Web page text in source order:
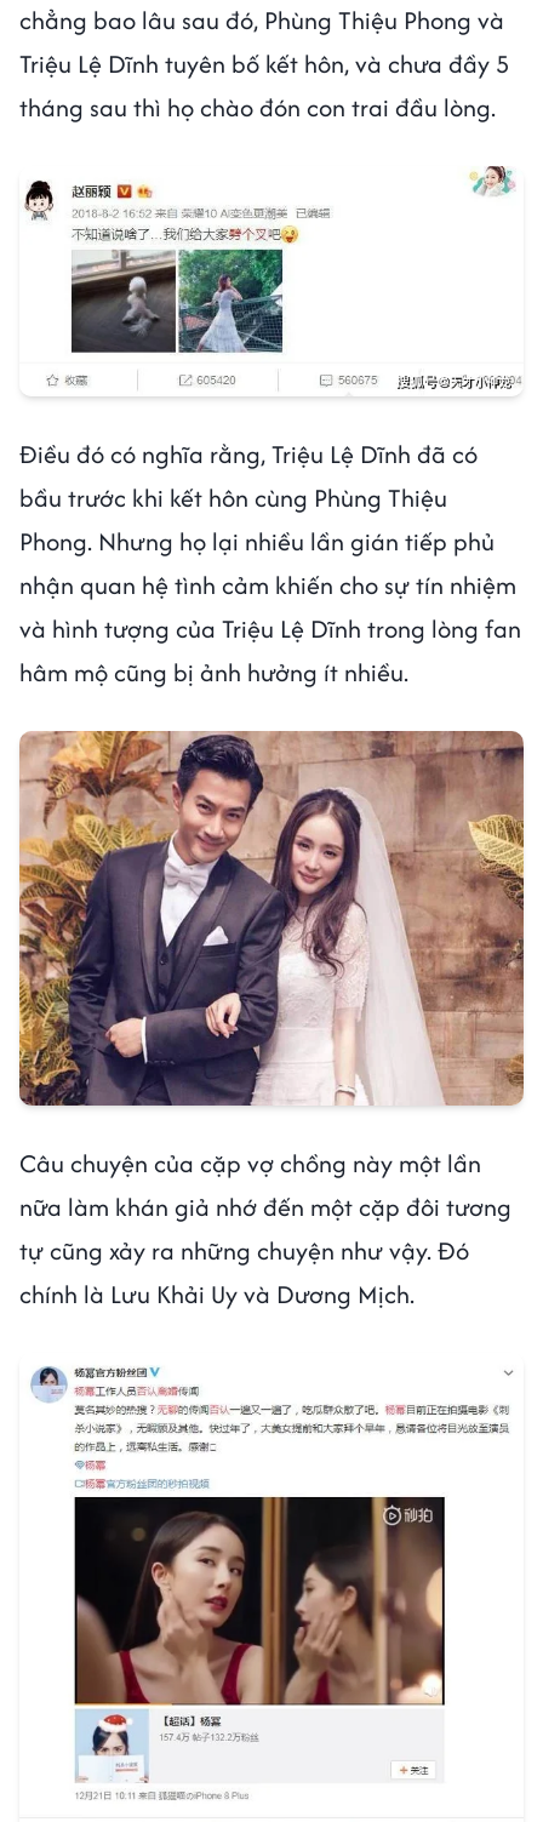
chẳng bao lâu sau đó, Phùng Thiệu Phong và
Triệu Lệ Dĩnh tuyên bố kết hôn, và chưa đầy 5
tháng sau thì họ chào đón con trai đầu lòng.
Điều đó có nghĩa rằng, Triệu Lệ Dĩnh đã có
bầu trước khi kết hôn cùng Phùng Thiệu
Phong. Nhưng họ lại nhiều lần gián tiếp phủ
nhận quan hệ tình cảm khiến cho sự tín nhiệm
và hình tượng của Triệu Lệ Dĩnh trong lòng fan
hâm mộ cũng bị ảnh hưởng ít nhiều.
Câu chuyện của cặp vợ chồng này một lần
nữa làm khán giả nhớ đến một cặp đôi tương
tự cũng xảy ra những chuyện như vậy. Đó
chính là Lưu Khải Uy và Dương Mịch.